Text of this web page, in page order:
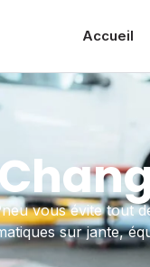
Accueil
vous évite tout
sur jante,